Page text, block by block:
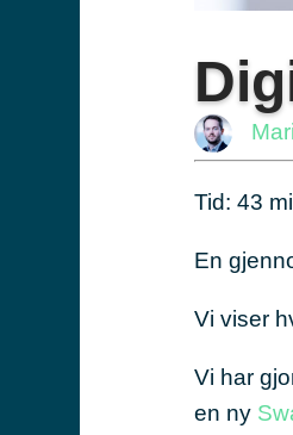
Tid: 43
En
Vi viser
Vi har
en ny